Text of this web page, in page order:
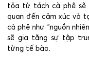
tỏa từ tách cà phê sẽ
quan đến cảm xúc và
cà phê như “nguồn
sẽ gia tăng sự tập
từng tế bào.